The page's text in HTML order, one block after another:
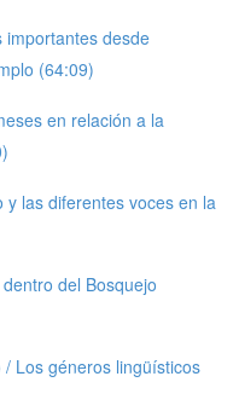
importantes desde
(64:09)
en relación a la
las diferentes voces en la
del Bosquejo
Los géneros lingüísticos